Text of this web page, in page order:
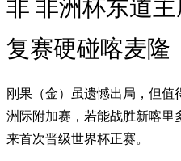
非 非洲杯东道
复赛硬碰喀麦隆
刚果（金）虽遗憾出局，但
洲际附加赛，若能战胜新喀里
来首次晋级世界杯正赛。